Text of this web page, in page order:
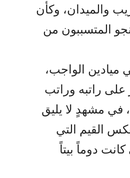
والميدان، وكأن
المتسببون من
ميادين الواجب،
على راتبه وراتب
في مشهدٍ لا يليق
القيم التي
دوماً بيتاً